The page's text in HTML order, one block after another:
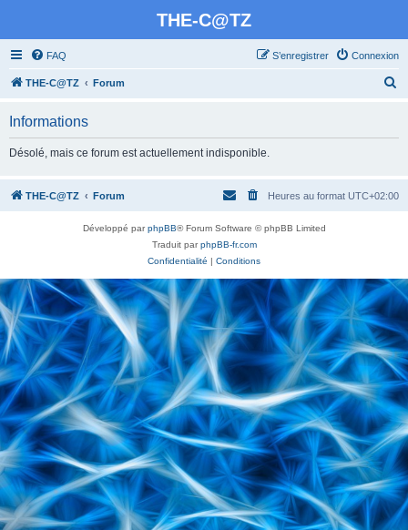
THE-C@TZ
FAQ Connexion
S’enregistrer
THE-C@TZ Forum
r
c
r
Informations
Désolé, mais ce forum est actuellement indisponible.
THE-C@TZ Forum Heures au format UTC+02:00
Développé parphpBB® Forum Software © phpBB Limited
Traduit parphpBB-fr.com
Confidentialité | Conditions